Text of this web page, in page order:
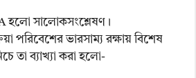
A হলো সালোকসংশ্লেষণ।
পরিবেশের ভারসাম্য রক্ষায় বিশেষ
তা ব্যাখ্যা করা হলো-